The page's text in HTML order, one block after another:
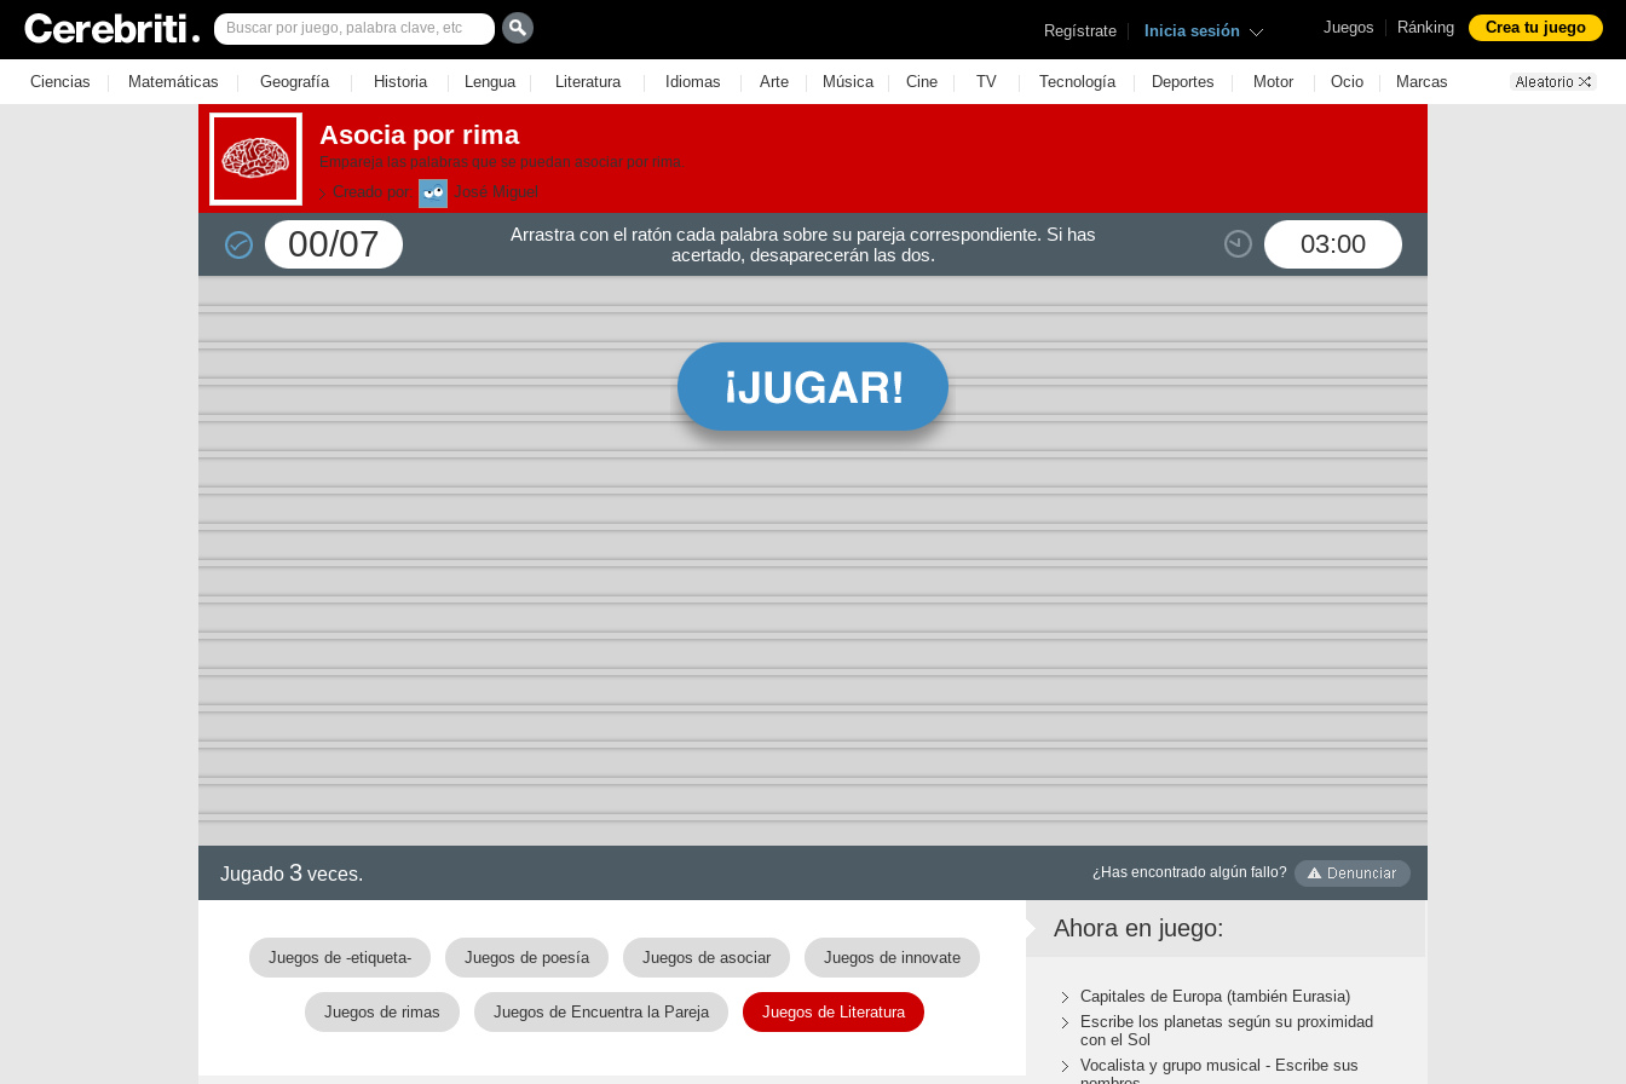
Juegos | Ránking Crea tu juego
Regístrate | Inicia sesión
Ciencias | Matemáticas | Geografía | Historia | Lengua | Literatura | Idiomas | Arte | Música | Cine | TV | Tecnología | Deportes | Motor | Ocio | Marcas
Asocia por rima
Empareja las palabras que se puedan asociar por rima.
Creado por: José Miguel
00/07 03:00
Arrastra con el ratón cada palabra sobre su pareja correspondiente. Si has
acertado, desaparecerán las dos.
Jugado 3 veces. ¿Has encontrado algún fallo?
Juegos de -etiqueta- Juegos de poesía Juegos de asociar Juegos de innovate
Juegos de rimas Juegos de Encuentra la Pareja Juegos de Literatura
Ahora en juego:
Capitales de Europa (también Eurasia)
Escribe los planetas según su proximidad
con el Sol
Vocalista y grupo musical - Escribe sus